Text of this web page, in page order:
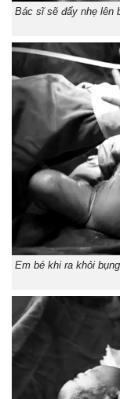
Bác sĩ sẽ đẩy nhẹ lên
Em bé khi ra khỏi